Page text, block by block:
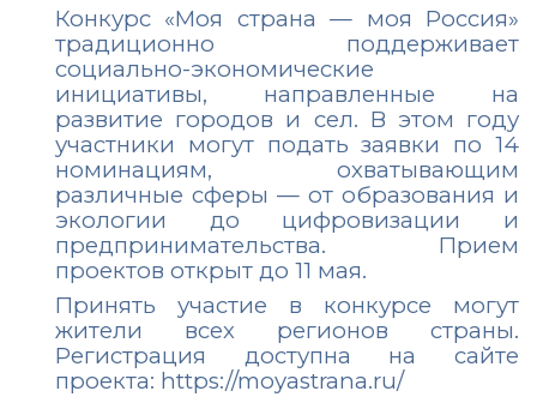
Конкурс «Моя страна — моя Россия»
традиционно поддерживает
социально-экономические
инициативы, направленные на
развитие городов и сел. В этом году
участники могут подать заявки по 14
номинациям, охватывающим
различные сферы — от образования и
экологии до цифровизации и
предпринимательства. Прием
проектов открыт до 11 мая.
Принять участие в конкурсе могут
жители всех регионов страны.
Регистрация доступна на сайте
проекта: https://moyastrana.ru/